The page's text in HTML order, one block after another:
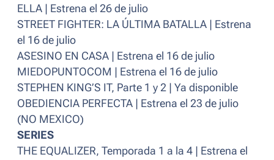
ELLA | Estrena el 26 de julio
STREET FIGHTER: LA ÚLTIMA BATALLA | Estrena
el 16 de julio
ASESINO EN CASA | Estrena el 16 de julio
MIEDOPUNTOCOM | Estrena el 16 de julio
STEPHEN KING’S IT, Parte 1 y 2 | Ya disponible
OBEDIENCIA PERFECTA | Estrena el 23 de julio
(NO MEXICO)
SERIES
THE EQUALIZER, Temporada 1 a la 4 | Estrena el